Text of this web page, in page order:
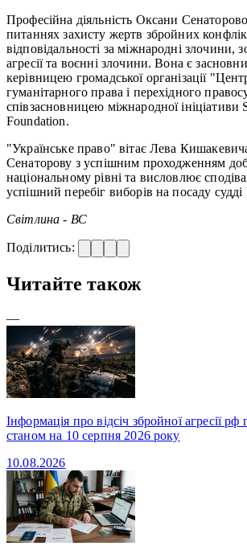
Професійна діяльність Оксани
питаннях захисту жертв збройних
відповідальності за міжнародні злочини,
агресії та воєнні злочини. Вона є
керівницею громадської організації
гуманітарного права і перехідного
співзасновницею міжнародної ініціативи
Foundation.
"Українське право" вітає Лева
Сенаторову з успішним проходженням
національному рівні та висловлює
успішний перебіг виборів на посаду
Світлина - ВС
Поділитись:
Читайте також
—
Інформація про відсіч збройної агресії
станом на 10 серпня 2026 року
10.08.2026